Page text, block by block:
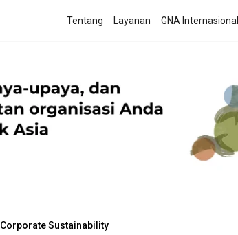
Tentang Layanan GNA Internasional
Corporate Sustainability